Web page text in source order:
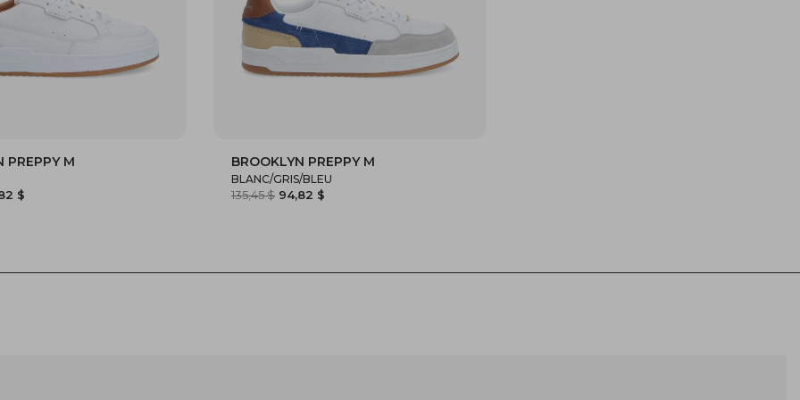
42 43
PREPPY M
$
40 41 42 43
BROOKLYN PREPPY M
BLANC/GRIS/BLEU
135,45 $ 94,82 $